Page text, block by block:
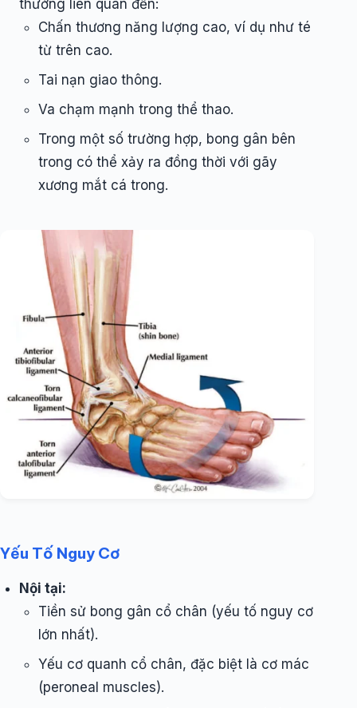
thường liên quan đến:
Chấn thương năng lượng cao, ví dụ như té
từ trên cao.
Tai nạn giao thông.
Va chạm mạnh trong thể thao.
Trong một số trường hợp, bong gân bên
trong có thể xảy ra đồng thời với gãy
xương mắt cá trong.
Yếu Tố Nguy Cơ
Nội tại:
Tiền sử bong gân cổ chân (yếu tố nguy cơ
lớn nhất).
Yếu cơ quanh cổ chân, đặc biệt là cơ mác
(peroneal muscles).